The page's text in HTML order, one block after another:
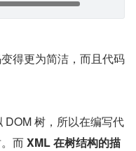
得更为简洁，而且代码
DOM 树，所以在编写代
而 XML 在树结构的描